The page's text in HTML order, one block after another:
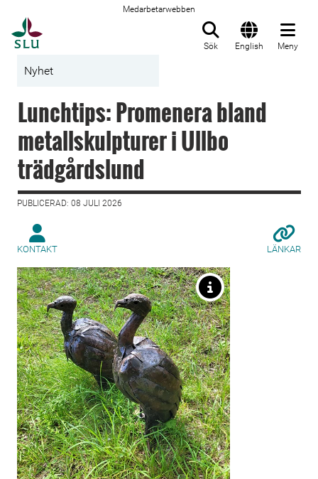
Medarbetarwebben
Sök English Meny
Nyhet
Lunchtips: Promenera bland
metallskulpturer i Ullbo
trädgårdslund
PUBLICERAD: 08 JULI 2026
KONTAKT LÄNKAR